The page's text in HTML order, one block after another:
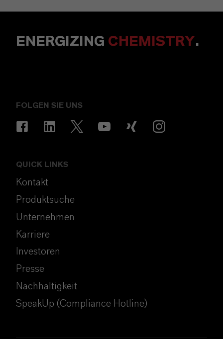
ENERGIZING CHEMISTRY.
FOLGEN SIE UNS
QUICK LINKS
Kontakt
Produktsuche
Unternehmen
Karriere
Investoren
Presse
Nachhaltigkeit
SpeakUp (Compliance Hotline)